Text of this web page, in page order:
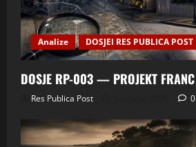
Analize DOSJEI RES PUBLICA POST
DOSJE RP-003 — PROJEKT FRANC
Res Publica Post 0